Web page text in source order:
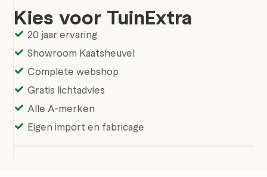
Kies voor TuinExtra
20 jaar ervaring
Showroom Kaatsheuvel
Complete webshop
Gratis lichtadvies
Alle A-merken
Eigen import en fabricage